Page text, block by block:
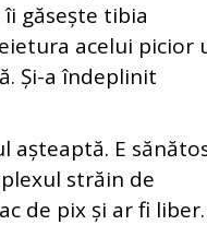
găsește tibia
acelui picior
Și-a îndeplinit
E
străin de
de pix și ar fi liber.